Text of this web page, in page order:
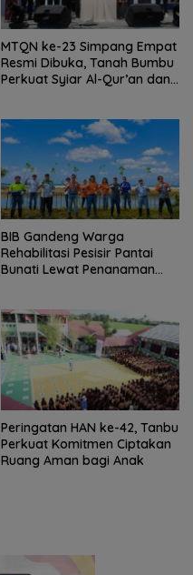
MTQN ke-23 Simpang Empat
Resmi Dibuka, Tanah Bumbu
Perkuat Syiar Al-Qur’an dan
BIB Gandeng Warga
Rehabilitasi Pesisir Pantai
Bunati Lewat Penanaman
Peringatan HAN ke-42, Tanbu
Perkuat Komitmen Ciptakan
Ruang Aman bagi Anak